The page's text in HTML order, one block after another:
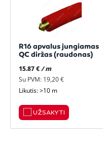
R16 apvalus jungiamas
QC diržas (raudonas)
15.87 €/ m
Su PVM: 19,20 €
Likutis: >10 m
UŽSAKYTI